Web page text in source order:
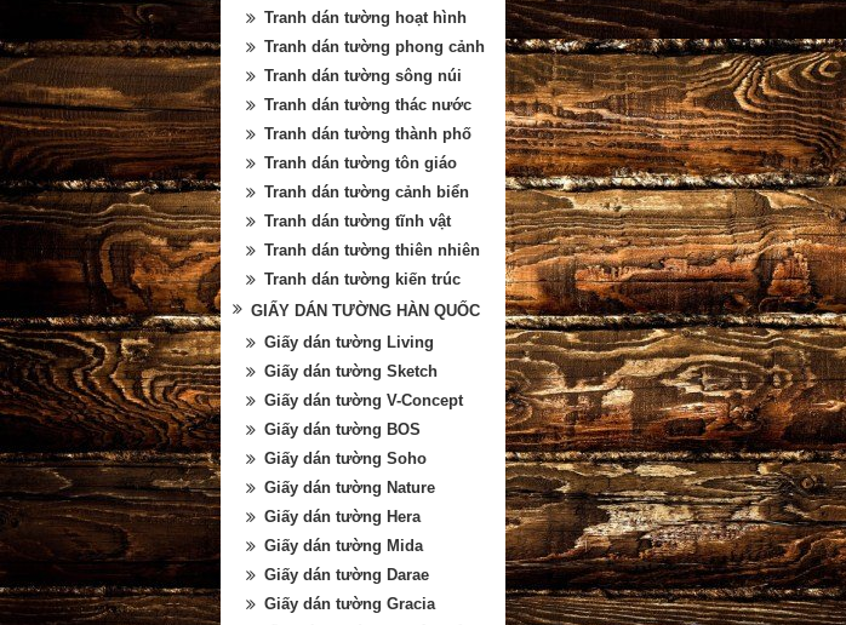
Tranh dán tường hoạt hình
Tranh dán tường phong cảnh
Tranh dán tường sông núi
Tranh dán tường thác nước
Tranh dán tường thành phố
Tranh dán tường tôn giáo
Tranh dán tường cảnh biển
Tranh dán tường tĩnh vật
Tranh dán tường thiên nhiên
Tranh dán tường kiến trúc
GIẤY DÁN TƯỜNG HÀN QUỐC
Giấy dán tường Living
Giấy dán tường Sketch
Giấy dán tường V-Concept
Giấy dán tường BOS
Giấy dán tường Soho
Giấy dán tường Nature
Giấy dán tường Hera
Giấy dán tường Mida
Giấy dán tường Darae
Giấy dán tường Gracia